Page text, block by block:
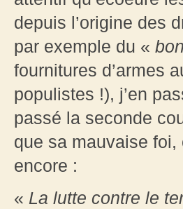
depuis l’origine des
par exemple du «
fournitures d’armes
populistes !), j’en
passé la seconde
que sa mauvaise foi,
encore :
« La lutte contre le